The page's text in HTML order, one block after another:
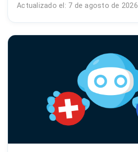
Actualizado el: 7 de agosto de 2026